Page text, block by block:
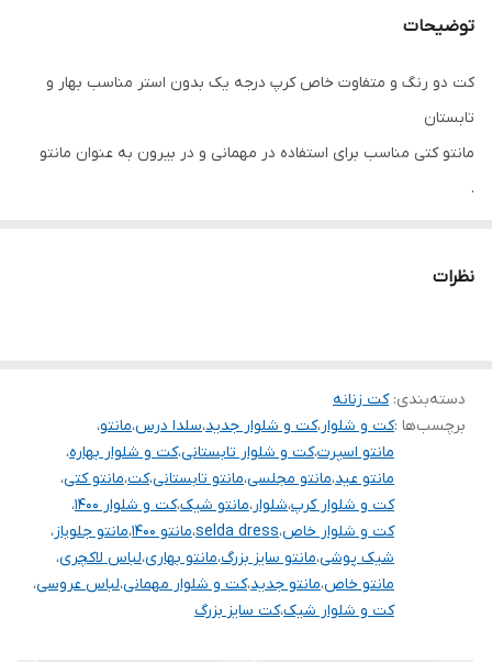
توضیحات
کت دو رنگ و متفاوت خاص کرپ درجه یک بدون استر مناسب بهار و
تابستان
مانتو کتی مناسب برای استفاده در مهمانی و در بیرون به عنوان مانتو
.
مشخصات کارها زیر آن قید شده لطفا موقع انتخاب دقت کنید چون این
نظرات
دسته‌بندی:کت زنانه
برچسب‌ها :کت و شلوار،کت و شلوار جدید،سلدا درس،مانتو،
مانتو اسپرت،کت و شلوار تابستانی،کت و شلوار بهاره،
مانتو عید،مانتو مجلسی،مانتو تابستانی،کت،مانتو کتی،
کت و شلوار کرپ،شلوار،مانتو شیک،کت و شلوار ۱۴۰۰
،
کت و شلوار خاص،selda dress،مانتو ۱۴۰۰ ،مانتو جلوباز،
شیک پوشی،مانتو سایز بزرگ،مانتو بهاری،لباس لاکچری،
مانتو خاص،مانتو جدید،کت و شلوار مهمانی،لباس عروسی،
کت و شلوار شیک،کت سایز بزرگ